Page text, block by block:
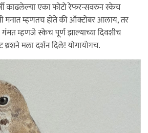
काढलेल्या एका फोटो रेफरन्सवरुन स्केच
मनात म्हणतच होते की ऑक्टोबर आलाय, तर
गंमत म्हणजे स्केच पूर्ण झाल्याच्या दिवशीच
थ्रशने मला दर्शन दिले! योगायोगच.